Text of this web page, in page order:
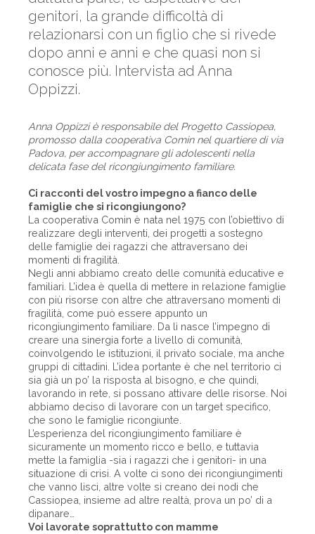
genitori, la grande difficoltà di
relazionarsi con un figlio che si rivede
dopo anni e anni e che quasi non si
conosce più. Intervista ad Anna
Oppizzi.
Anna Oppizzi è responsabile del Progetto Cassiopea,
promosso dalla cooperativa Comin nel quartiere di via
Padova, per accompagnare gli adolescenti nella
delicata fase del ricongiungimento familiare.
Ci racconti del vostro impegno a fianco delle
famiglie che si ricongiungono?
La cooperativa Comin è nata nel 1975 con l’obiettivo di
realizzare degli interventi, dei progetti a sostegno
delle famiglie dei ragazzi che attraversano dei
momenti di fragilità.
Negli anni abbiamo creato delle comunità educative e
familiari. L’idea è quella di mettere in relazione famiglie
con più risorse con altre che attraversano momenti di
fragilità, come può essere appunto un
ricongiungimento familiare. Da lì nasce l’impegno di
creare una sinergia forte a livello di comunità,
coinvolgendo le istituzioni, il privato sociale, ma anche
gruppi di cittadini. L’idea portante è che nel territorio ci
sia già un po’ la risposta al bisogno, e che quindi,
lavorando in rete, si possano attivare delle risorse. Noi
abbiamo deciso di lavorare con un target specifico,
che sono le famiglie ricongiunte.
L’esperienza del ricongiungimento familiare è
sicuramente un momento ricco e bello, e tuttavia
mette la famiglia -sia i ragazzi che i genitori- in una
situazione di crisi. A volte ci sono dei ricongiungimenti
che vanno lisci, altre volte si creano dei nodi che
Cassiopea, insieme ad altre realtà, prova un po’ di a
dipanare…
Voi lavorate soprattutto con mamme